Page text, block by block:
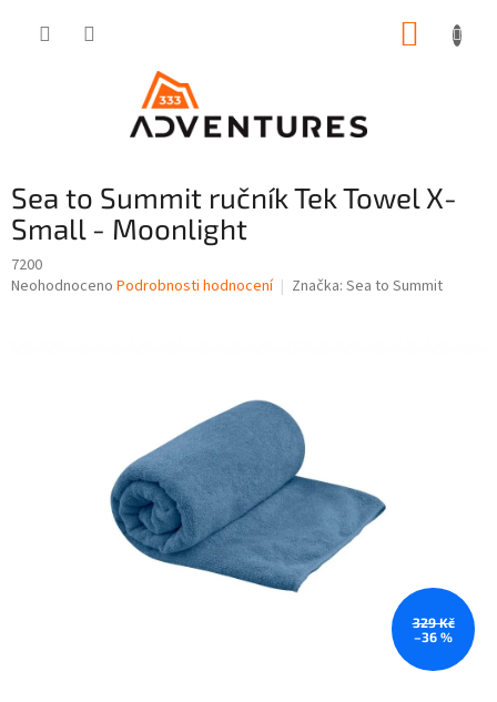
Sea to Summit ručník Tek Towel X-
Small - Moonlight
7200
Průměrné
Neohodnoceno Podrobnosti hodnocení Značka: Sea to Summit
329 Kč
–36 %